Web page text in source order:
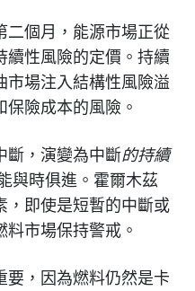
二個月，能源市場正從
續性風險的定價。持續
市場注入結構性風險溢
險成本的風險。
斷，演變為中斷的持續
與時俱進。霍爾木茲
，即使是短暫的中斷或
市場保持警戒。
要，因為燃料仍然是卡